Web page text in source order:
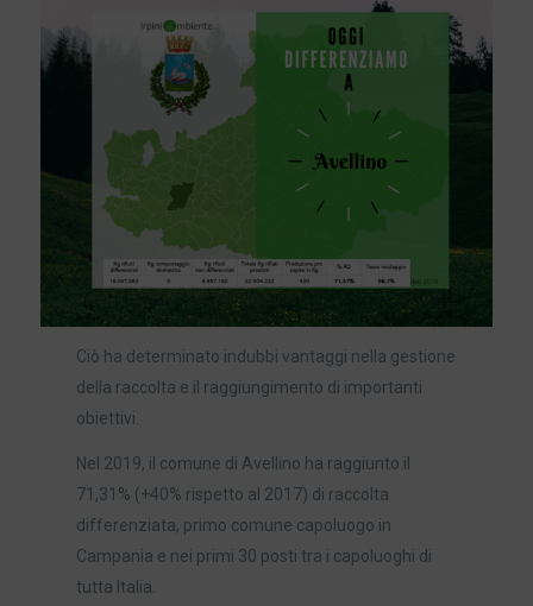
Ciò ha determinato indubbi vantaggi nella gestione
della raccolta e il raggiungimento di importanti
obiettivi.
Nel 2019, il comune di Avellino ha raggiunto il
71,31% (+40% rispetto al 2017) di raccolta
differenziata, primo comune capoluogo in
Campania e nei primi 30 posti tra i capoluoghi di
tutta Italia.